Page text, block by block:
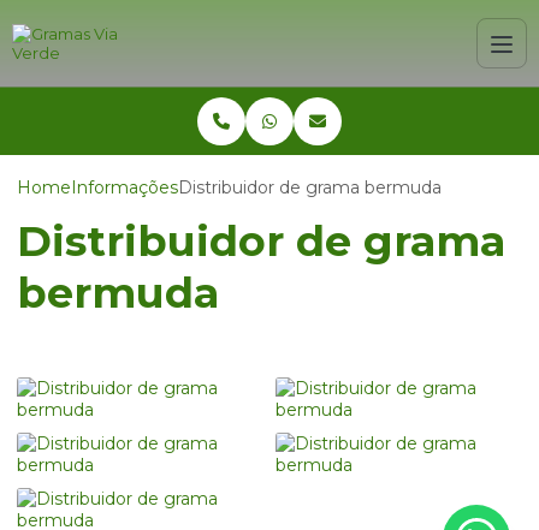
HomeInformaçõesDistribuidor de grama bermuda
Distribuidor de grama
bermuda